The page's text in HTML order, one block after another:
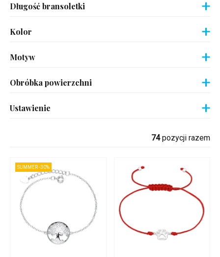
74pozycji razem
Długość bransoletki
Kolor
Motyw
Obróbka powierzchni
Ustawienie
SUMMER -30%